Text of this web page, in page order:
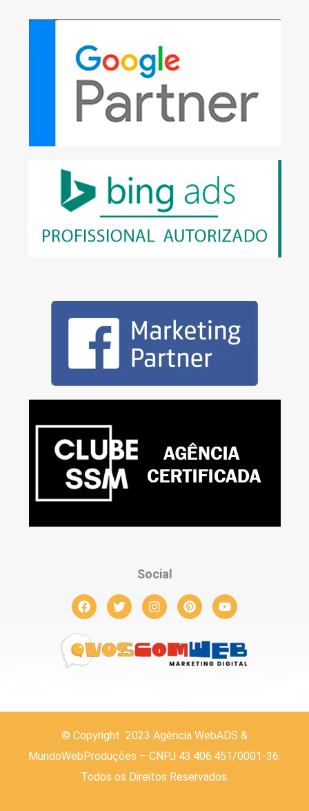
Social
© Copyright 2023 Agência WebADS &
MundoWebProduções – CNPJ 43.406.451/0001-36.
Todos os Direitos Reservados.